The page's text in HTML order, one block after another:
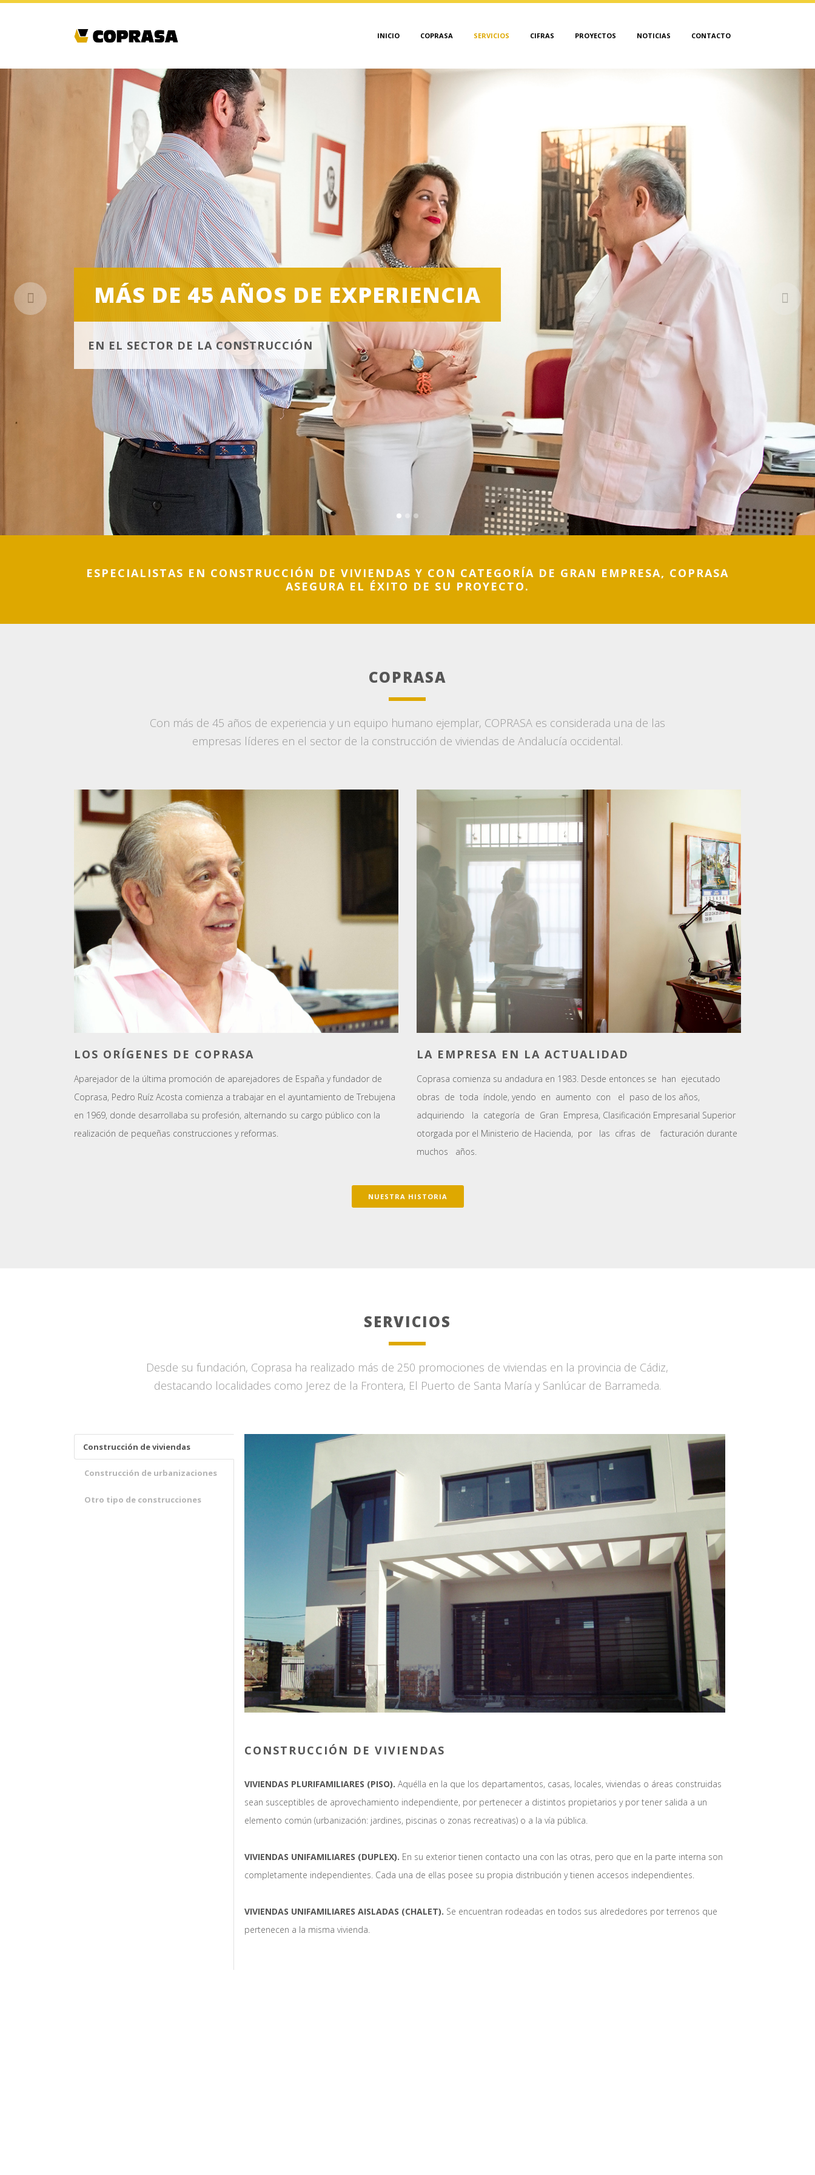
INICIO COPRASA SERVICIOS CIFRAS PROYECTOS NOTICIAS CONTACTO
MÁS DE 45 AÑOS DE EXPERIENCIA
EN EL SECTOR DE LA CONSTRUCCIÓN
ESPECIALISTAS EN CONSTRUCCIÓN DE VIVIENDAS Y CON CATEGORÍA DE GRAN EMPRESA, COPRASA
ASEGURA EL ÉXITO DE SU PROYECTO.
COPRASA
Con más de 45 años de experiencia y un equipo humano ejemplar, COPRASA es considerada una de las
empresas líderes en el sector de la construcción de viviendas de Andalucía occidental.
LOS ORÍGENES DE COPRASA
Aparejador de la última promoción de aparejadores de España y fundador de
Coprasa, Pedro Ruíz Acosta comienza a trabajar en el ayuntamiento de Trebujena
en 1969, donde desarrollaba su profesión, alternando su cargo público con la
realización de pequeñas construcciones y reformas.
LA EMPRESA EN LA ACTUALIDAD
Coprasa comienza su andadura en 1983. Desde entonces se han ejecutado
obras de toda índole, yendo en aumento con el paso de los años,
adquiriendo la categoría de Gran Empresa, Clasificación Empresarial Superior
otorgada por el Ministerio de Hacienda, por las cifras de facturación durante
muchos años.
NUESTRA HISTORIA
SERVICIOS
Desde su fundación, Coprasa ha realizado más de 250 promociones de viviendas en la provincia de Cádiz,
destacando localidades como Jerez de la Frontera, El Puerto de Santa María y Sanlúcar de Barrameda.
Construcción de viviendas
Construcción de urbanizaciones
Otro tipo de construcciones
CONSTRUCCIÓN DE VIVIENDAS
VIVIENDAS PLURIFAMILIARES (PISO). Aquélla en la que los departamentos, casas, locales, viviendas o áreas construidas
sean susceptibles de aprovechamiento independiente, por pertenecer a distintos propietarios y por tener salida a un
elemento común (urbanización: jardines, piscinas o zonas recreativas) o a la vía pública.
VIVIENDAS UNIFAMILIARES (DUPLEX). En su exterior tienen contacto una con las otras, pero que en la parte interna son
completamente independientes. Cada una de ellas posee su propia distribución y tienen accesos independientes.
VIVIENDAS UNIFAMILIARES AISLADAS (CHALET). Se encuentran rodeadas en todos sus alrededores por terrenos que
pertenecen a la misma vivienda.